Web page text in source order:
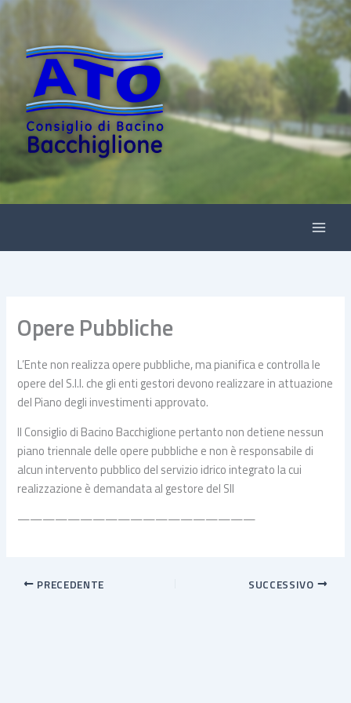
Vai
contenuto
Opere Pubbliche
L’Ente non realizza opere pubbliche, ma pianifica e controlla le
opere del S.I.I. che gli enti gestori devono realizzare in attuazione
del Piano degli investimenti approvato.
Il Consiglio di Bacino Bacchiglione pertanto non detiene nessun
piano triennale delle opere pubbliche e non è responsabile di
alcun intervento pubblico del servizio idrico integrato la cui
realizzazione è demandata al gestore del SII
———————————————————
PRECEDENTE SUCCESSIVO